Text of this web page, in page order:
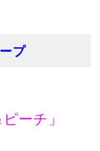
プ
ーチ」